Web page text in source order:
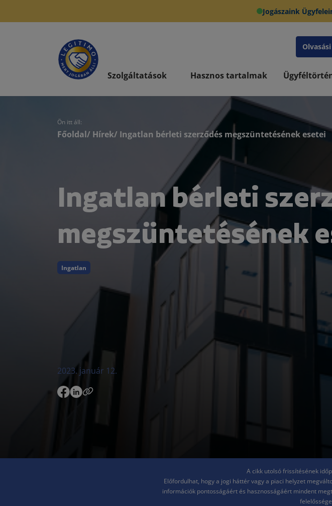
Jogászaink
Szolgáltatások Hasznos tartalmak
Ön itt áll:
Főoldal/ Hírek/ Ingatlan bérleti szerződés megszüntetésének esetei
Ingatlan bérleti
megszüntetésének
Ingatlan
2023. január 12.
A cikk utolsó frissítésének
Előfordulhat, hogy a jogi háttér vagy a piaci helyzet
információk pontosságáért és hasznosságáért mindent